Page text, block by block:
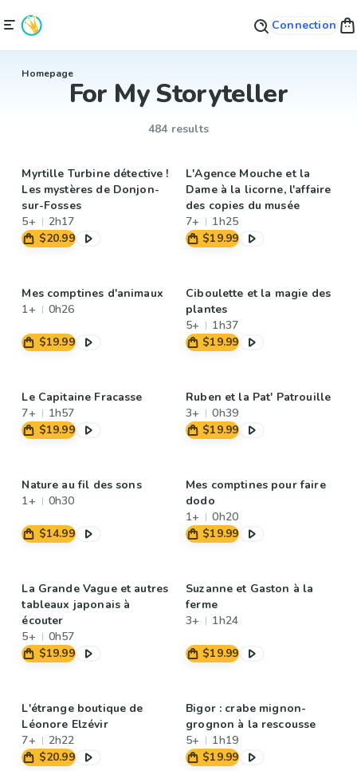
Connection
Homepage
For My Storyteller
484 results
Myrtille Turbine détective !
Les mystères de Donjon-
sur-Fosses
5+
2h17
$20.99
L'Agence Mouche et la
Dame à la licorne, l'affaire
des copies du musée
7+
1h25
$19.99
Mes comptines d'animaux
1+
0h26
$19.99
Ciboulette et la magie des
plantes
5+
1h37
$19.99
Le Capitaine Fracasse
7+
1h57
$19.99
Ruben et la Pat' Patrouille
3+
0h39
$19.99
Nature au fil des sons
1+
0h30
$14.99
Mes comptines pour faire
dodo
1+
0h20
$19.99
La Grande Vague et autres
tableaux japonais à
écouter
5+
0h57
$19.99
Suzanne et Gaston à la
ferme
3+
1h24
$19.99
L'étrange boutique de
Léonore Elzévir
7+
2h22
$20.99
Bigor : crabe mignon-
grognon à la rescousse
5+
1h19
$19.99